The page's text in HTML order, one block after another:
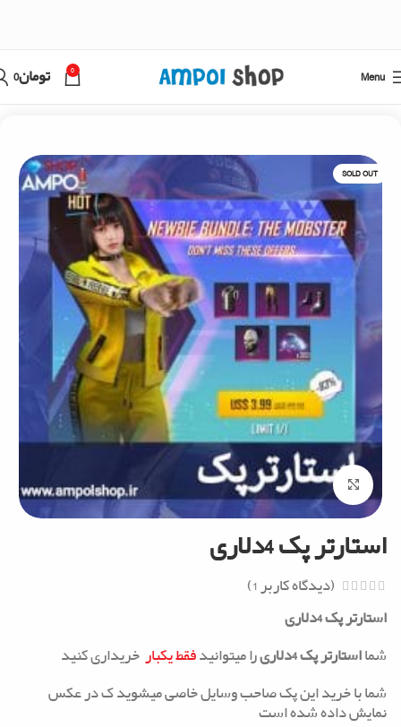
Menu
0 تومان0
SOLD OUT
Click to enlarge
استارتر پک 4دلاری
(دیدگاه کاربر1
)
استارتر پک 4دلاری
شمااستارتر پک 4دلاری را میتوانیدفقطیکبار خریداری کنید
شما با خرید این پک صاحب وسایل خاصی میشوید ک در عکس
نمایش داده شده است